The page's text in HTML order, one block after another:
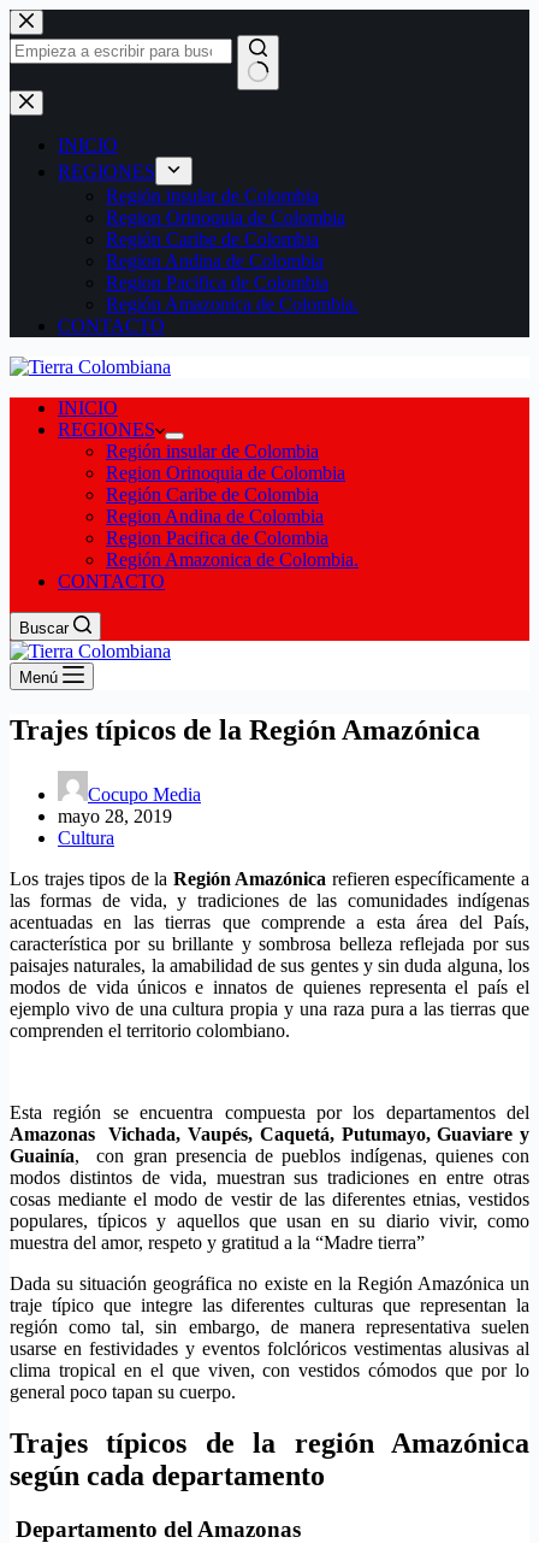
Saltar
al
contenido
Sin
resultados
INICIO
REGIONES
Región insular de Colombia
Region Orinoquia de Colombia
Región Caribe de Colombia
Region Andina de Colombia
Region Pacifica de Colombia
Región Amazonica de Colombia.
CONTACTO
INICIO
REGIONES
Región insular de Colombia
Region Orinoquia de Colombia
Región Caribe de Colombia
Region Andina de Colombia
Region Pacifica de Colombia
Región Amazonica de Colombia.
CONTACTO
Buscar
Menú
Trajes típicos de la Región Amazónica
Cocupo Media
mayo 28, 2019
Cultura
Los trajes tipos de la Región Amazónica refieren específicamente a
las formas de vida, y tradiciones de las comunidades indígenas
acentuadas en las tierras que comprende a esta área del País,
característica por su brillante y sombrosa belleza reflejada por sus
paisajes naturales, la amabilidad de sus gentes y sin duda alguna, los
modos de vida únicos e innatos de quienes representa el país el
ejemplo vivo de una cultura propia y una raza pura a las tierras que
comprenden el territorio colombiano.
Esta región se encuentra compuesta por los departamentos del
Amazonas Vichada, Vaupés, Caquetá, Putumayo, Guaviare y
Guainía, con gran presencia de pueblos indígenas, quienes con
modos distintos de vida, muestran sus tradiciones en entre otras
cosas mediante el modo de vestir de las diferentes etnias, vestidos
populares, típicos y aquellos que usan en su diario vivir, como
muestra del amor, respeto y gratitud a la “Madre tierra”
Dada su situación geográfica no existe en la Región Amazónica un
traje típico que integre las diferentes culturas que representan la
región como tal, sin embargo, de manera representativa suelen
usarse en festividades y eventos folclóricos vestimentas alusivas al
clima tropical en el que viven, con vestidos cómodos que por lo
general poco tapan su cuerpo.
Trajes típicos de la región Amazónica
según cada departamento
Departamento del Amazonas